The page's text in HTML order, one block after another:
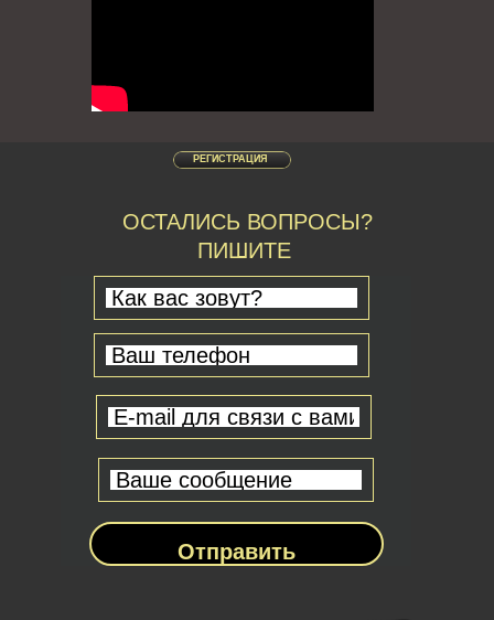
Отправить
РЕГИСТРАЦИЯ
ОСТАЛИСЬ ВОПРОСЫ?
ПИШИТЕ